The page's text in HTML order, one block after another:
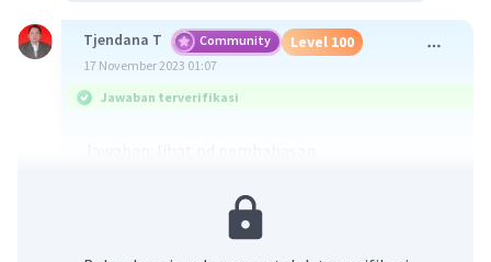
Tjendana T Community Level 100
17 November 2023 01:07
Jawaban terverifikasi
2++ 2 e¯
Katoda: Sn
+ 2e¯ ——> Sn